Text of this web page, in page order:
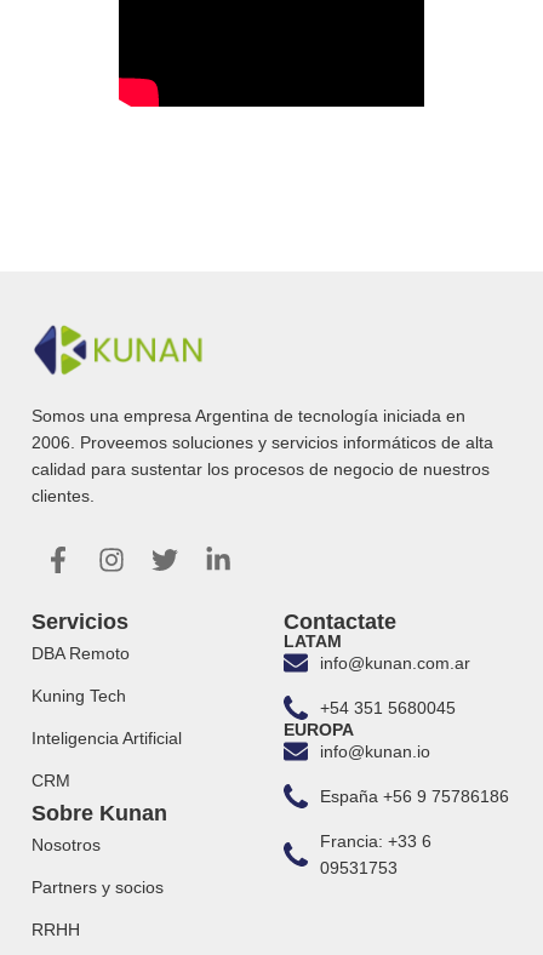
Somos una empresa Argentina de tecnología iniciada en
2006. Proveemos soluciones y servicios informáticos de alta
calidad para sustentar los procesos de negocio de nuestros
clientes.
Servicios
DBA Remoto
Kuning Tech
Inteligencia Artificial
CRM
Sobre Kunan
Nosotros
Partners y socios
RRHH
Contactate
LATAM
info@kunan.com.ar
+54 351 5680045
EUROPA
info@kunan.io
España +56 9 75786186
Francia: +33 6
09531753